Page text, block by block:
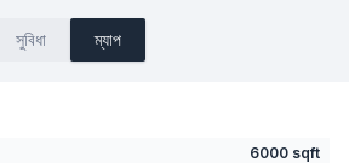
সুবিধা ম্যাপ
6000 sqft